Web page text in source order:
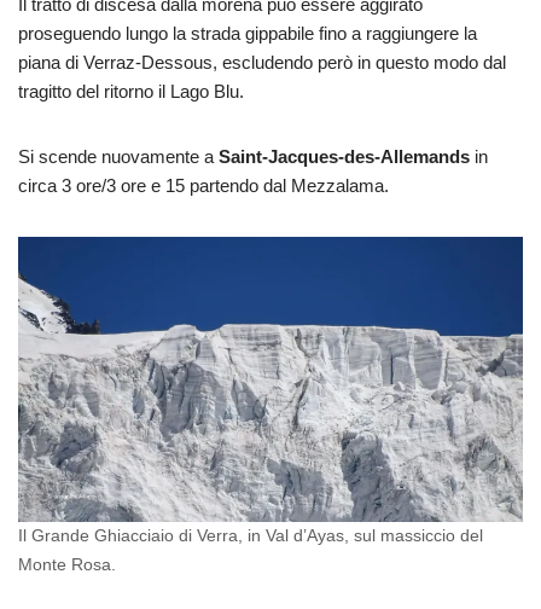
Il tratto di discesa dalla morena può essere aggirato
proseguendo lungo la strada gippabile fino a raggiungere la
piana di Verraz-Dessous, escludendo però in questo modo dal
tragitto del ritorno il Lago Blu.
Si scende nuovamente a Saint-Jacques-des-Allemands in
circa 3 ore/3 ore e 15 partendo dal Mezzalama.
Il Grande Ghiacciaio di Verra, in Val d’Ayas, sul massiccio del
Monte Rosa.